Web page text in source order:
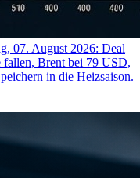
07. August 2026: Deal
fallen, Brent bei 79 USD,
in die Heizsaison.